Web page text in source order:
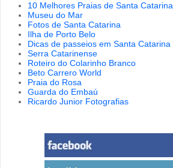
10 Melhores Praias de Santa Catarina
Museu do Mar
Fotos de Santa Catarina
Ilha de Porto Belo
Dicas de passeios em Santa Catarina
Serra Catarinense
Roteiro do Colarinho Branco
Beto Carrero World
Praia do Rosa
Guarda do Embaú
Ricardo Junior Fotografias